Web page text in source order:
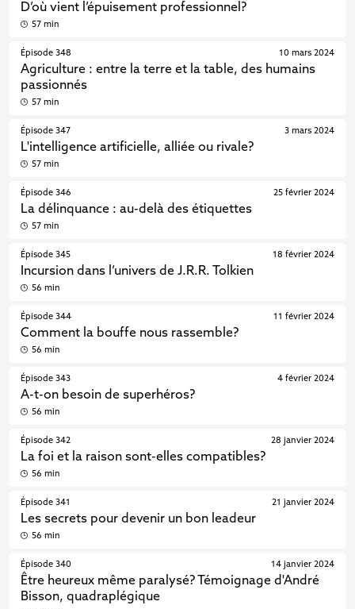
D’où vient l’épuisement professionnel?
57 min
Épisode 348
Agriculture : entre la terre et la table, des humains
passionnés
10 mars 2024
57 min
Épisode 347
L'intelligence artificielle, alliée ou rivale?
3 mars 2024
57 min
Épisode 346
La délinquance : au-delà des étiquettes
25 février 2024
57 min
Épisode 345
Incursion dans l’univers de J.R.R. Tolkien
18 février 2024
56 min
Épisode 344
Comment la bouffe nous rassemble?
11 février 2024
56 min
Épisode 343
A-t-on besoin de superhéros?
4 février 2024
56 min
Épisode 342
La foi et la raison sont-elles compatibles?
28 janvier 2024
56 min
Épisode 341
Les secrets pour devenir un bon leadeur
21 janvier 2024
56 min
Épisode 340
Être heureux même paralysé? Témoignage d'André
Bisson, quadraplégique
14 janvier 2024